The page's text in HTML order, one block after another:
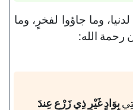
وما جاؤوا لفخرٍ، وما
رحمة الله:
بِوَادٍ غَيْرِ ذِي زَرْعٍ عِندَ